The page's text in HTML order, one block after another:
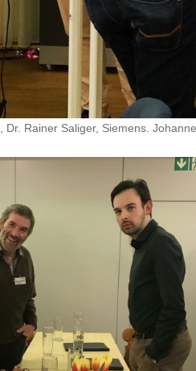
Rainer Saliger, Siemens.